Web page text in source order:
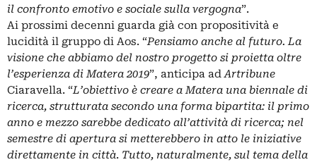
il confronto emotivo e sociale sulla vergogna”.
Ai prossimi decenni guarda già con propositività e
lucidità il gruppo di Aos. “Pensiamo anche al futuro. La
visione che abbiamo del nostro progetto si proietta oltre
l’esperienza di Matera 2019”, anticipa adArtribune
Ciaravella. “L’obiettivo è creare a Matera una biennale di
ricerca, strutturata secondo una forma bipartita: il primo
anno e mezzo sarebbe dedicato all’attività di ricerca; nel
semestre di apertura si metterebbero in atto le iniziative
direttamente in città. Tutto, naturalmente, sul tema della